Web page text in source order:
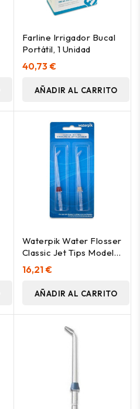
Farline Irrigador Bucal
Portátil, 1 Unidad
40,73 €
AÑADIR AL CARRITO
Waterpik Water Flosser
Classic Jet Tips Model
Jt-100E 2Uds
16,21 €
AÑADIR AL CARRITO